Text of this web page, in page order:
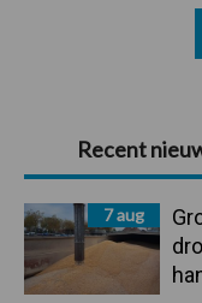
Primaire
Sidebar
Recent
7 aug